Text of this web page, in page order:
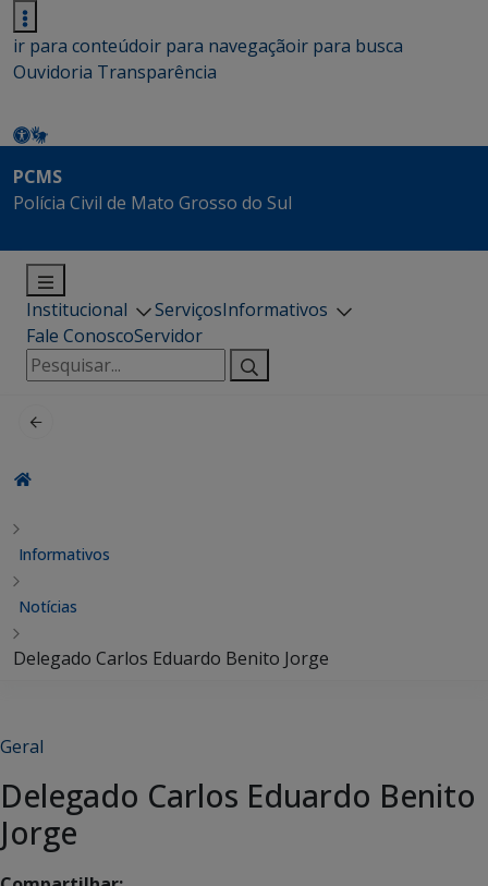
ir para conteúdoir para navegaçãoir para busca
Ouvidoria Transparência
PCMS
Polícia Civil de Mato Grosso do Sul
Institucional ServiçosInformativos
Fale ConoscoServidor
Pesquisar
por:
Informativos
Notícias
Delegado Carlos Eduardo Benito Jorge
Geral
Delegado Carlos Eduardo Benito
Jorge